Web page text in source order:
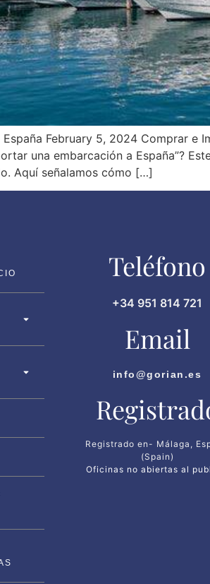
February 5, 2024 Comprar e
una embarcación a España”?
Aquí señalamos cómo […]
Teléfono
+34 951 814 721
Email
info@gorian.es
Registrado en- Málaga,
(Spain)
Oficinas no abiertas al